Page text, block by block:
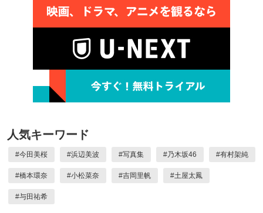
人気キーワード
#今田美桜 #浜辺美波 #写真集 #乃木坂46 #有村架純
#橋本環奈 #小松菜奈 #吉岡里帆 #土屋太鳳
#与田祐希